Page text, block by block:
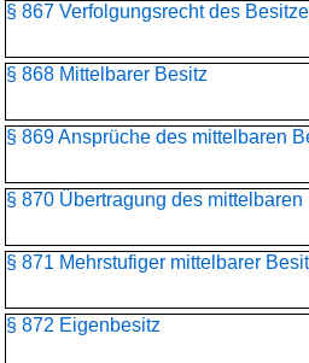
§ 867 Verfolgungsrecht des
§ 868 Mittelbarer Besitz
§ 869 Ansprüche des mittelbaren
§ 870 Übertragung des mittelbaren
§ 871 Mehrstufiger mittelbarer
§ 872 Eigenbesitz